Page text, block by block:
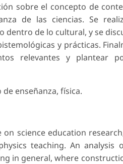
sobre el concepto de
de las ciencias. Se
de lo cultural, y se
y prácticas.
relevantes y plantear
enseñanza, física.
science education
teaching. An analysis
in general, where